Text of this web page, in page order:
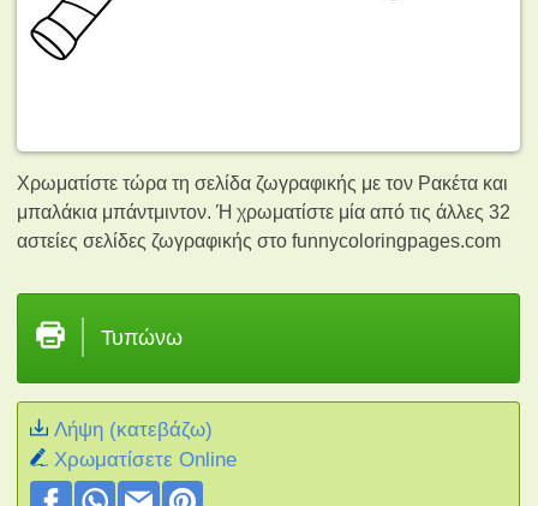
Χρωματίστε τώρα τη σελίδα ζωγραφικής με τον Ρακέτα και
μπαλάκια μπάντμιντον. Ή χρωματίστε μία από τις άλλες 32
αστείες σελίδες ζωγραφικήςστο funnycoloringpages.com
Τυπώνω
Λήψη (κατεβάζω)
Xρωματίσετε Online